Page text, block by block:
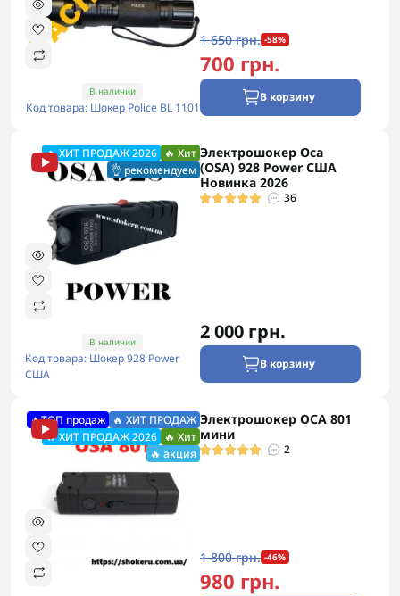
В наличии
Код товара: Шокер Police BL 1101
1 650 грн. -58%
700 грн.
В корзину
🔥 ХИТ ПРОДАЖ 2026 🔥 Хит
👌 рекомендуем
В наличии
Код товара: Шокер 928 Power
США
Электрошокер Oca
(OSA) 928 Power США
Новинка 2026
36
2 000 грн.
В корзину
🔥ТОП продаж 🔥 ХИТ ПРОДАЖ
🔥 ХИТ ПРОДАЖ 2026 🔥 Хит
🔥 акция
Электрошокер ОСА 801
мини
2
1 800 грн. -46%
980 грн.